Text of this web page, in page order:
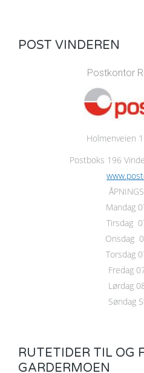
POST VINDEREN
Postkontor
Holmenveien
Postboks 196
Mandag
Tirsdag
Onsdag
Torsdag
Fredag
Lørdag
Søndag
RUTETIDER TIL OG
GARDERMOEN